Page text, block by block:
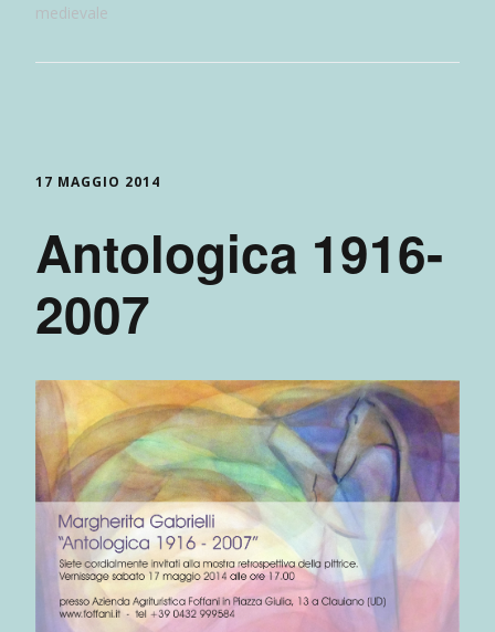
medievale
17 MAGGIO 2014
Antologica 1916-
2007